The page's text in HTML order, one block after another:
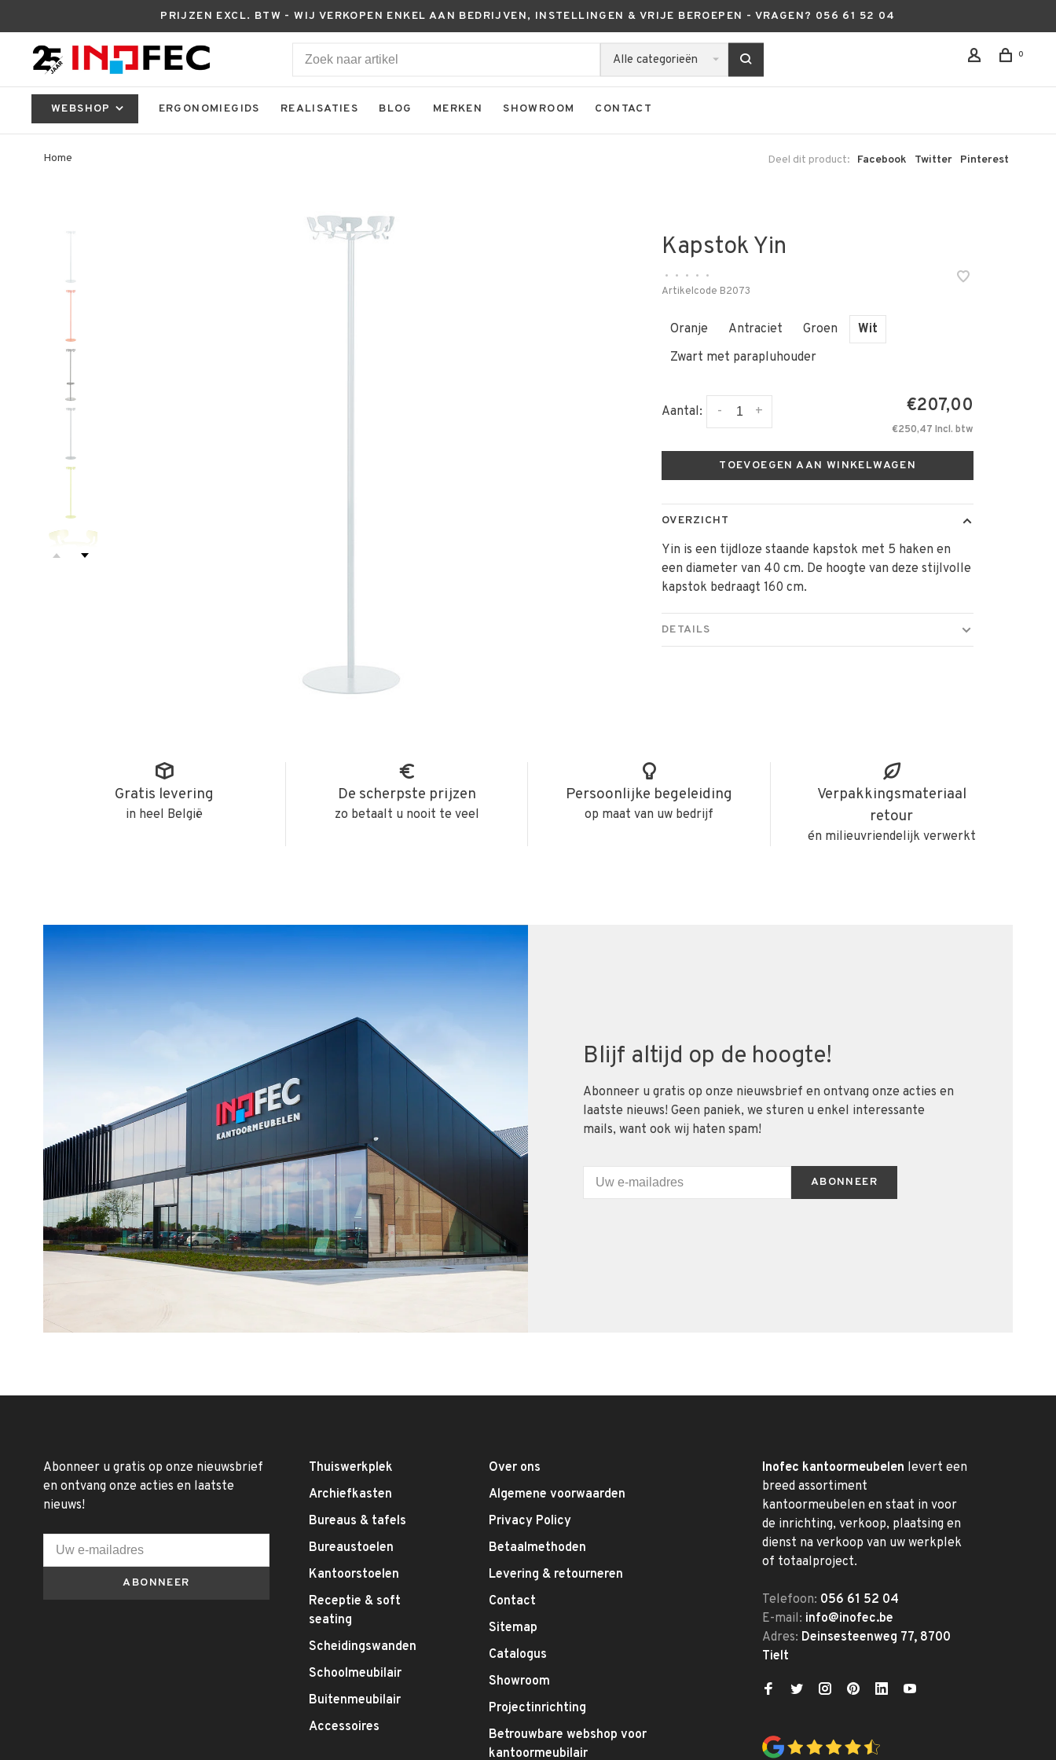
PRIJZEN EXCL. BTW - WIJ VERKOPEN ENKEL AAN BEDRIJVEN, INSTELLINGEN & VRIJE BEROEPEN - VRAGEN? 056 61 52 04
Alle categorieën 0
WEBSHOP ERGONOMIEGIDS REALISATIES BLOG MERKEN SHOWROOM CONTACT
Home Deel dit product: Facebook Twitter Pinterest
Kapstok Yin
• • • •
•
Artikelcode B2073
Oranje Antraciet Groen
Wit
Zwart met parapluhouder
Aantal: +
- €207,00
€250,47 Incl. btw
TOEVOEGEN AAN WINKELWAGEN
OVERZICHT
Yin is een tijdloze staande kapstok met 5 haken en
een diameter van 40 cm. De hoogte van deze stijlvolle
kapstok bedraagt 160 cm.
DETAILS
Gratis levering
in heel België
De scherpste prijzen
zo betaalt u nooit te veel
Persoonlijke begeleiding
op maat van uw bedrijf
Verpakkingsmateriaal
retour
én milieuvriendelijk verwerkt
Blijf altijd op de hoogte!
Abonneer u gratis op onze nieuwsbrief en ontvang onze acties en
laatste nieuws! Geen paniek, we sturen u enkel interessante
mails, want ook wij haten spam!
ABONNEER
Abonneer u gratis op onze nieuwsbrief
en ontvang onze acties en laatste
nieuws!
ABONNEER
Thuiswerkplek
Archiefkasten
Bureaus & tafels
Bureaustoelen
Kantoorstoelen
Receptie & soft
seating
Scheidingswanden
Schoolmeubilair
Buitenmeubilair
Accessoires
Over ons
Algemene voorwaarden
Privacy Policy
Betaalmethoden
Levering & retourneren
Contact
Sitemap
Catalogus
Showroom
Projectinrichting
Betrouwbare webshop voor
kantoormeubilair
Inofec kantoormeubelen levert een
breed assortiment
kantoormeubelen en staat in voor
de inrichting, verkoop, plaatsing en
dienst na verkoop van uw werkplek
of totaalproject.
Telefoon: 056 61 52 04
E-mail: info@inofec.be
Adres: Deinsesteenweg 77, 8700
Tielt